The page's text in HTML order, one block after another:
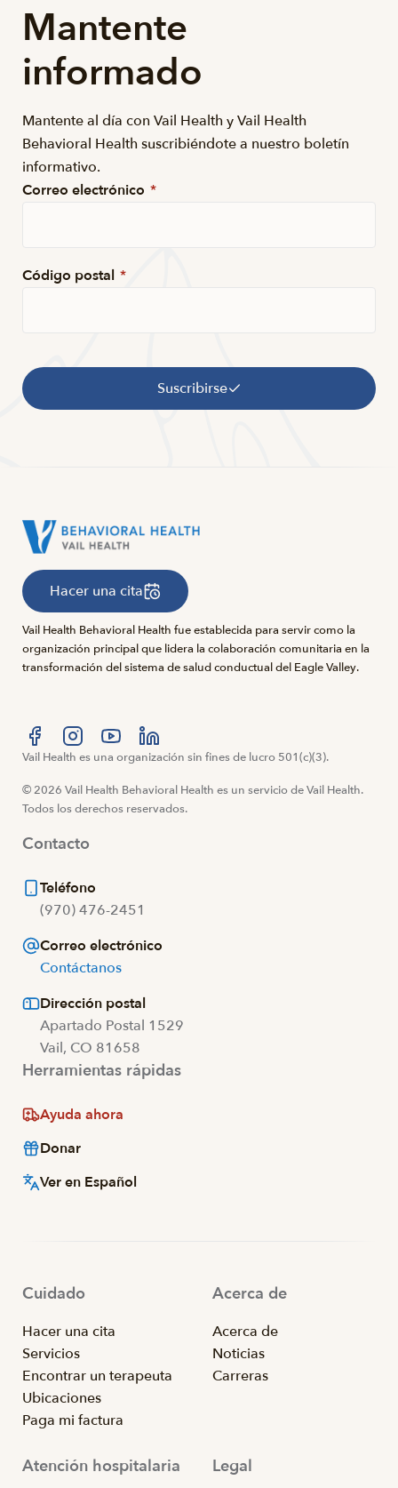
Mantente
informado
Mantente al día con Vail Health y Vail Health
Behavioral Health suscribiéndote a nuestro boletín
informativo.
Correo electrónico *
Código postal *
Suscribirse
Hacer una cita
Vail Health Behavioral Health fue establecida para servir como la
organización principal que lidera la colaboración comunitaria en la
transformación del sistema de salud conductual del Eagle Valley.
Visítanos en Facebook
Visítanos en Instagram
Visítanos en YouTube
Visítanos en LinkedIn
Vail Health es una organización sin fines de lucro 501(c)(3).
© 2026 Vail Health Behavioral Health es un servicio de Vail Health.
Todos los derechos reservados.
Contacto
Teléfono
(970) 476-2451
Correo electrónico
Contáctanos
Dirección postal
Apartado Postal 1529
Vail, CO 81658
Herramientas rápidas
Ayuda ahora
Donar
Ver en Español
Cuidado
Hacer una cita
Servicios
Encontrar un terapeuta
Ubicaciones
Paga mi factura
Acerca de
Acerca de
Noticias
Carreras
Atención hospitalaria Legal